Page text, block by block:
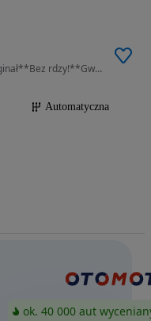
2736 cm3 • 173 KM • 2.7 V6 173KM**Oryginał**Bez rdzy!**Gwarancja
Automatyczna
ok. 40 000 aut